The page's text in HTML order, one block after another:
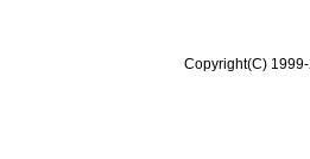
Copyright(C)